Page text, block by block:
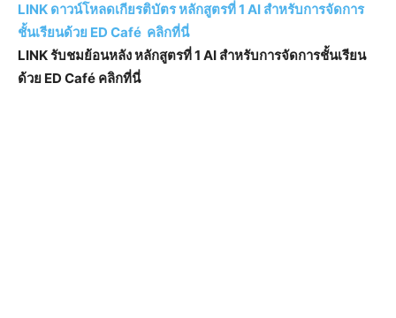
LINK ดาวน์โหลดเกียรติบัตร หลักสูตรที่ 1 AI สำหรับการจัดการ
ชั้นเรียนด้วย ED Café คลิกที่นี่
LINK รับชมย้อนหลัง หลักสูตรที่ 1 AI สำหรับการจัดการชั้นเรียน
ด้วย ED Café คลิกที่นี่